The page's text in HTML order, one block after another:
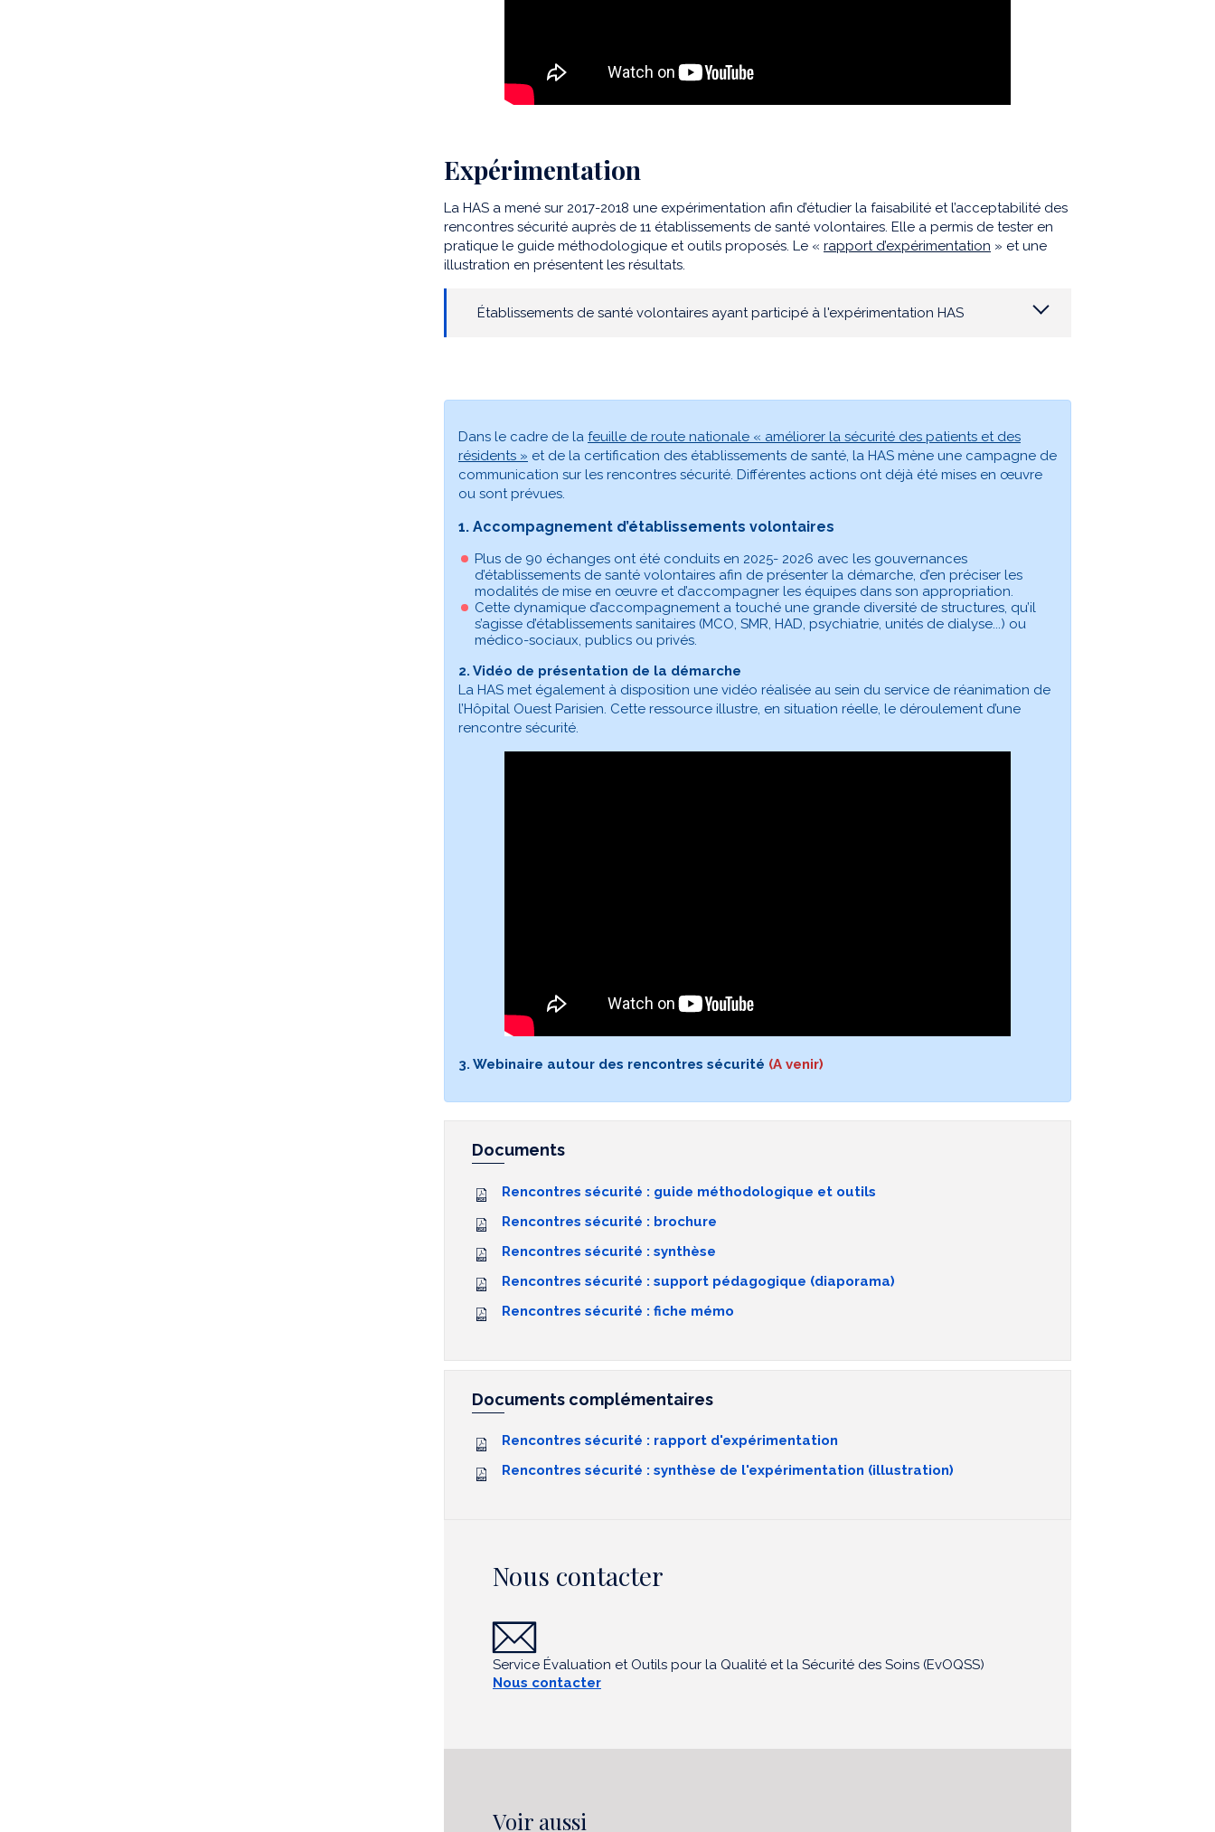
Expérimentation
La HAS a mené sur 2017-2018 une expérimentation afin d’étudier la faisabilité et l’acceptabilité des
rencontres sécurité auprès de 11 établissements de santé volontaires. Elle a permis de tester en
pratique le guide méthodologique et outils proposés. Le « rapport d’expérimentation » et une
illustration en présentent les résultats.
Établissements de santé volontaires ayant participé à l'expérimentation HAS
Dans le cadre de la feuille de route nationale « améliorer la sécurité des patients et des
résidents » et de la certification des établissements de santé, la HAS mène une campagne de
communication sur les rencontres sécurité. Différentes actions ont déjà été mises en œuvre
ou sont prévues.
1. Accompagnement d’établissements volontaires
Plus de 90 échanges ont été conduits en 2025- 2026 avec les gouvernances
d’établissements de santé volontaires afin de présenter la démarche, d’en préciser les
modalités de mise en œuvre et d’accompagner les équipes dans son appropriation.
Cette dynamique d’accompagnement a touché une grande diversité de structures, qu’il
s’agisse d’établissements sanitaires (MCO, SMR, HAD, psychiatrie, unités de dialyse...) ou
médico-sociaux, publics ou privés.
2. Vidéo de présentation de la démarche
La HAS met également à disposition une vidéo réalisée au sein du service de réanimation de
l’Hôpital Ouest Parisien. Cette ressource illustre, en situation réelle, le déroulement d’une
rencontre sécurité.
3. Webinaire autour des rencontres sécurité (A venir)
Documents
Rencontres sécurité : guide méthodologique et outils
Rencontres sécurité : brochure
Rencontres sécurité : synthèse
Rencontres sécurité : support pédagogique (diaporama)
Rencontres sécurité : fiche mémo
Documents complémentaires
Rencontres sécurité : rapport d'expérimentation
Rencontres sécurité : synthèse de l'expérimentation (illustration)
Nous contacter
Service Évaluation et Outils pour la Qualité et la Sécurité des Soins (EvOQSS)
Nous contacter
Voir aussi